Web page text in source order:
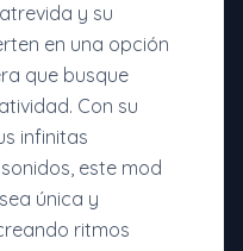
y su
en una opción
que busque
Con su
infinitas
este mod
única y
ritmos